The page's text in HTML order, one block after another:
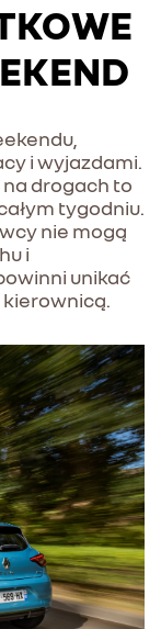
i wyjazdami.
drogach to
tygodniu.
nie mogą
i
unikać
kierownicą.